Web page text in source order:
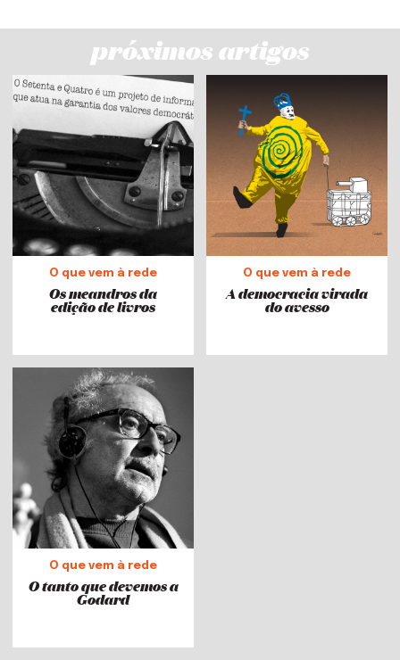
próximos artigos
O que vem à rede
Os meandros da
edição de livros
O que vem à rede
A democracia virada
do avesso
O que vem à rede
O tanto que devemos a
Godard